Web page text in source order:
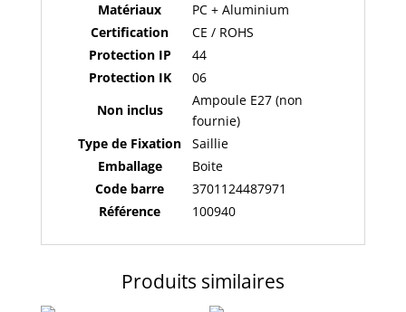
Matériaux
PC + Aluminium
Certification
CE / ROHS
Protection IP
44
Protection IK
06
Non inclus
Ampoule E27 (non
fournie)
Type de Fixation
Saillie
Emballage
Boite
Code barre
3701124487971
Référence
100940
Produits similaires